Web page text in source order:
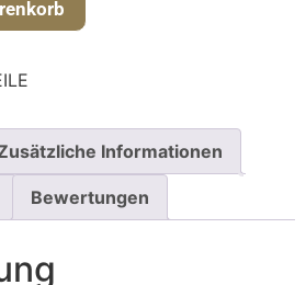
Informationen
Bewertungen